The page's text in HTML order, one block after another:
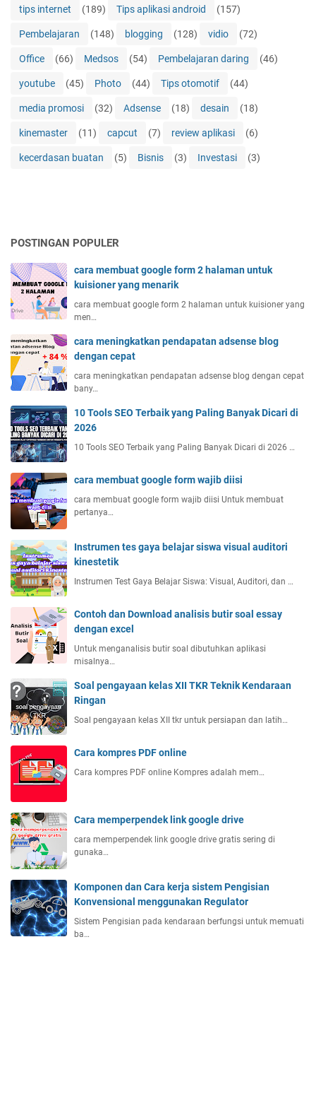
tips internet (189) Tips aplikasi android (157)
Pembelajaran (148) blogging (128) vidio (72)
Office (66) Medsos (54) Pembelajaran daring (46)
youtube (45) Photo (44) Tips otomotif (44)
media promosi (32) Adsense (18) desain (18)
kinemaster (11) capcut (7) review aplikasi (6)
kecerdasan buatan (5) Bisnis (3) Investasi (3)
POSTINGAN POPULER
cara membuat google form 2 halaman untuk
kuisioner yang menarik
cara membuat google form 2 halaman untuk kuisioner yang
men…
cara meningkatkan pendapatan adsense blog
dengan cepat
cara meningkatkan pendapatan adsense blog dengan cepat
bany…
10 Tools SEO Terbaik yang Paling Banyak Dicari di
2026
10 Tools SEO Terbaik yang Paling Banyak Dicari di 2026 …
cara membuat google form wajib diisi
cara membuat google form wajib diisi Untuk membuat
pertanya…
Instrumen tes gaya belajar siswa visual auditori
kinestetik
Instrumen Test Gaya Belajar Siswa: Visual, Auditori, dan …
Contoh dan Download analisis butir soal essay
dengan excel
Untuk menganalisis butir soal dibutuhkan aplikasi
misalnya…
Soal pengayaan kelas XII TKR Teknik Kendaraan
Ringan
Soal pengayaan kelas XII tkr untuk persiapan dan latih…
Cara kompres PDF online
Cara kompres PDF online Kompres adalah mem…
Cara memperpendek link google drive
cara memperpendek link google drive gratis sering di
gunaka…
Komponen dan Cara kerja sistem Pengisian
Konvensional menggunakan Regulator
Sistem Pengisian pada kendaraan berfungsi untuk memuati
ba…